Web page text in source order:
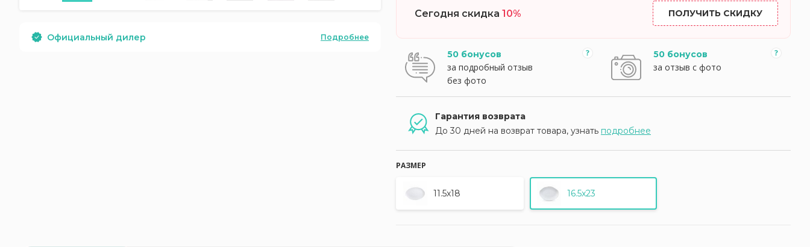
Официальный дилер Подробнее
Сегодня скидка 10% ПОЛУЧИТЬ СКИДКУ
50 бонусов
за подробный отзыв
без фото
50 бонусов
за отзыв с фото
Гарантия возврата
До 30 дней на возврат товара, узнать подробнее
РАЗМЕР
11.5x18 16.5x23